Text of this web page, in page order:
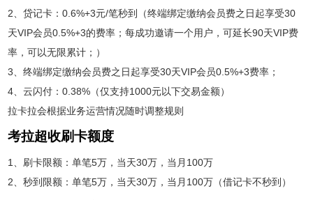
2、贷记卡：0.6%+3元/笔秒到（终端绑定缴纳会员费之日起享受30
天VIP会员0.5%+3的费率；每成功邀请一个用户，可延长90天VIP费
率，可以无限累计；）
3、终端绑定缴纳会员费之日起享受30天VIP会员0.5%+3费率；
4、云闪付：0.38%（仅支持1000元以下交易金额）
拉卡拉会根据业务运营情况随时调整规则
考拉超收刷卡额度
1、刷卡限额：单笔5万，当天30万，当月100万
2、秒到限额：单笔5万，当天30万，当月100万（借记卡不秒到）